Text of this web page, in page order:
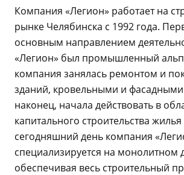
Компания «Легион» работает на
рынке Челябинска с 1992 года.
основным направлением
«Легион» был промышленный
компания занялась ремонтом и
зданий, кровельными и
наконец, начала действовать в
капитального строительства
сегодняшний день компания
специализируется на монолитном
обеспечивая весь строительный